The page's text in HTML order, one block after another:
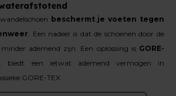
waterafstotend
beschermt je voeten tegen
. Een nadeel is dat de schoenen door de
ademend zijn. Een oplossing is GORE-
biedt een ietwat ademend vermogen in
GORE-TEX.